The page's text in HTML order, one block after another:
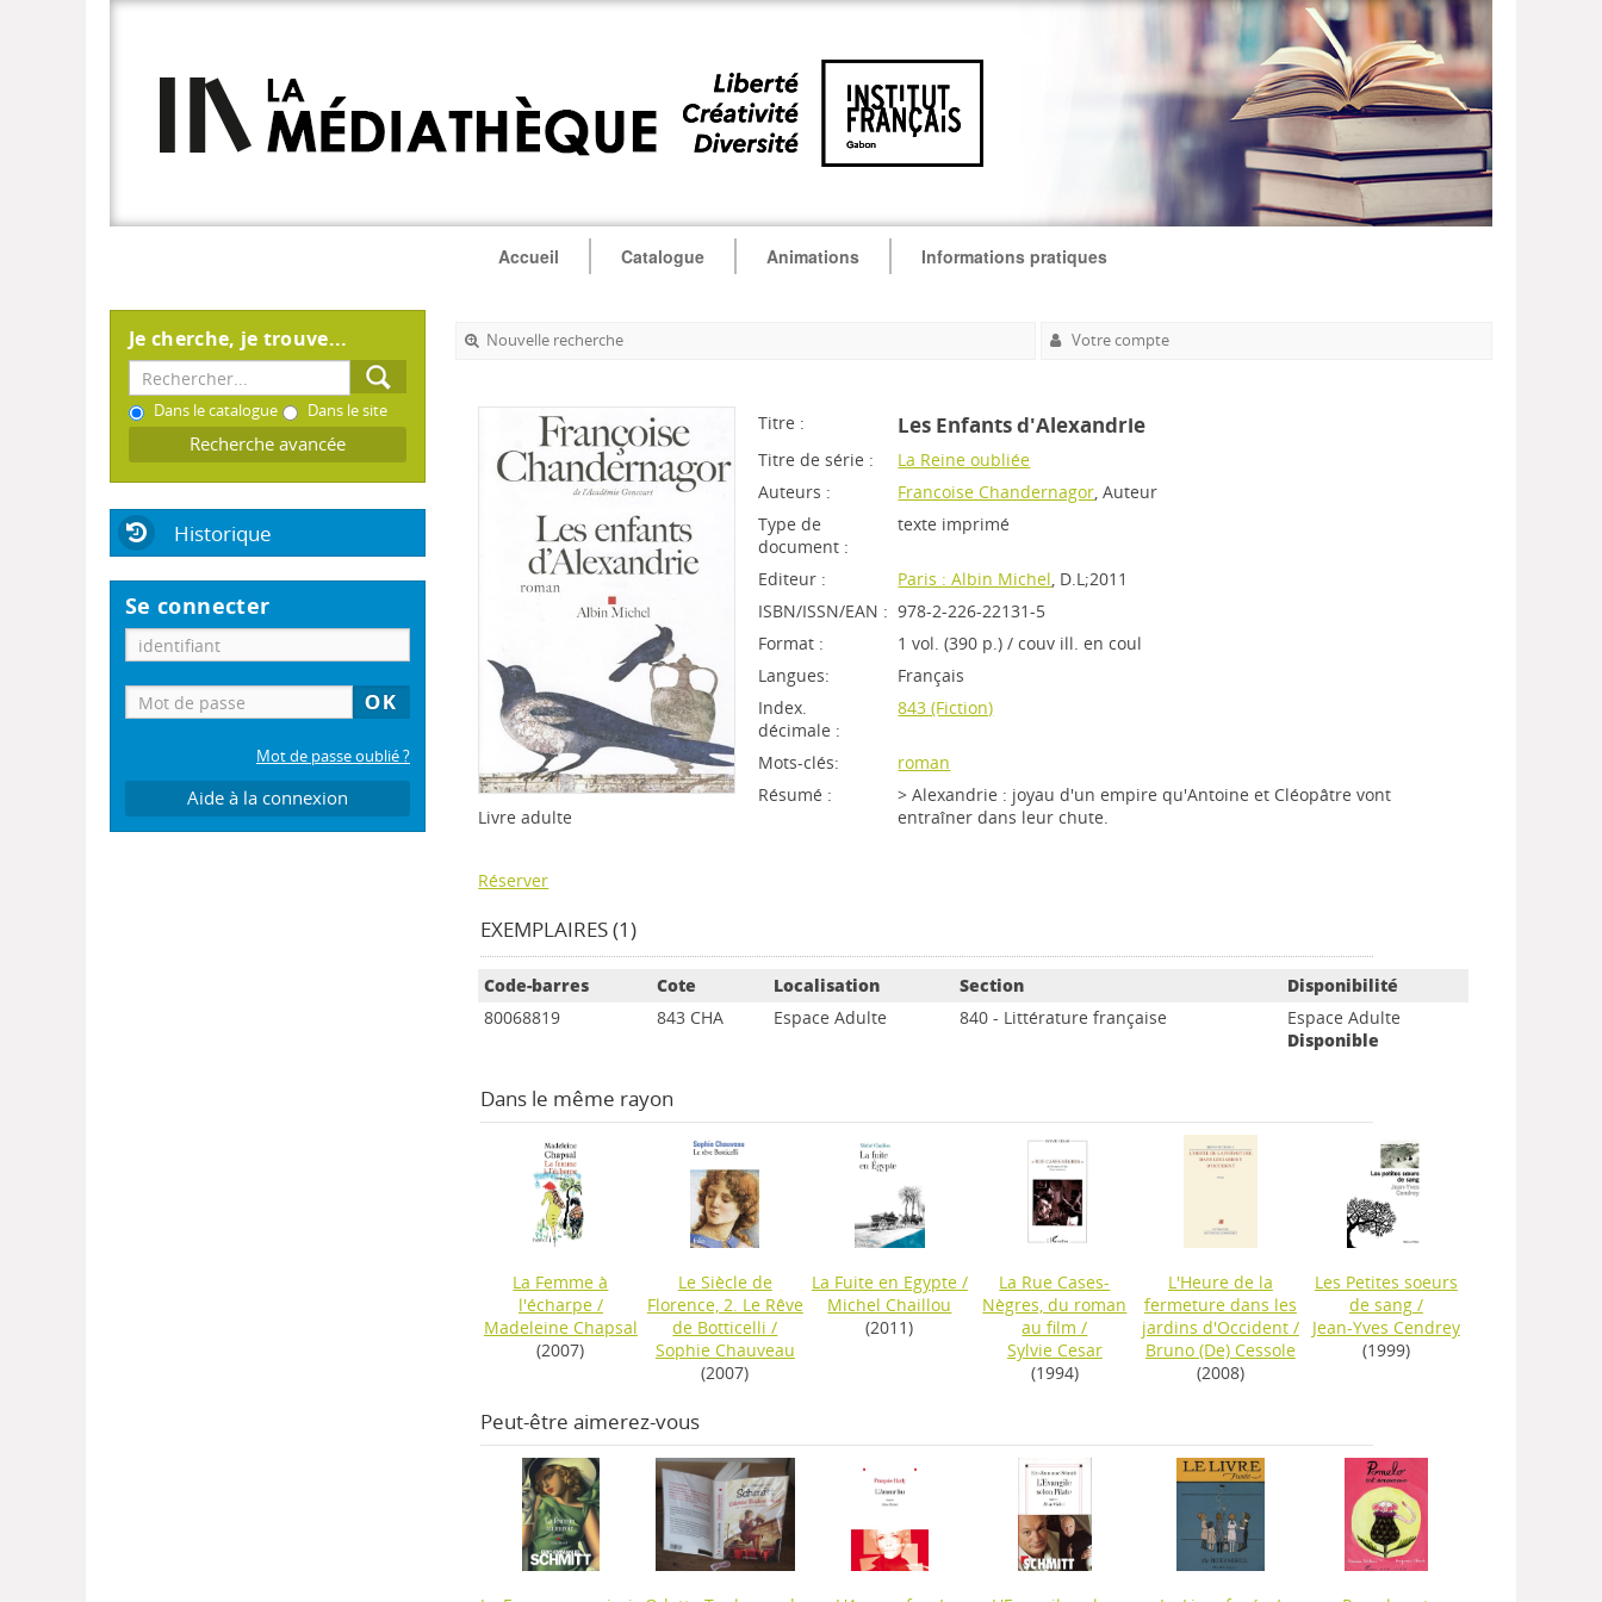
Accueil Catalogue Animations Informations pratiques
Je cherche, je trouve...
Dans le catalogue Dans le site
Recherche avancée
Historique
Se connecter
Mot de passe oublié ?
Aide à la connexion
Nouvelle recherche Votre compte
Livre adulte
Titre : Les Enfants d'Alexandrie
Titre de série :
La Reine oubliée
Auteurs :
Francoise Chandernagor, Auteur
Type de
document :
texte imprimé
Editeur : Paris : Albin Michel, D.L;2011
ISBN/ISSN/EAN : 978-2-226-22131-5
Format :
1 vol. (390 p.) / couv ill. en coul
Langues:
Français
Index.
décimale :
843 (Fiction)
Mots-clés:
roman
Résumé :
> Alexandrie : joyau d'un empire qu'Antoine et Cléopâtre vont
entraîner dans leur chute.
Réserver
EXEMPLAIRES (1)
Code-barres Cote Localisation Section
Disponibilité
80068819
843 CHA Espace Adulte 840 - Littérature française
Espace Adulte
Disponible
Dans le même rayon
La Femme à
l'écharpe/
Madeleine Chapsal
(2007)
Le Siècle de
Florence, 2. Le Rêve
de Botticelli /
Sophie Chauveau
(2007)
La Fuite en Egypte/
Michel Chaillou
(2011)
La Rue Cases-
Nègres, du roman
au film /
Sylvie Cesar
(1994)
L'Heure de la
fermeture dans les
jardins d'Occident/
Bruno (De) Cessole
(2008)
Les Petites soeurs
de sang/
Jean-Yves Cendrey
(1999)
Peut-être aimerez-vous